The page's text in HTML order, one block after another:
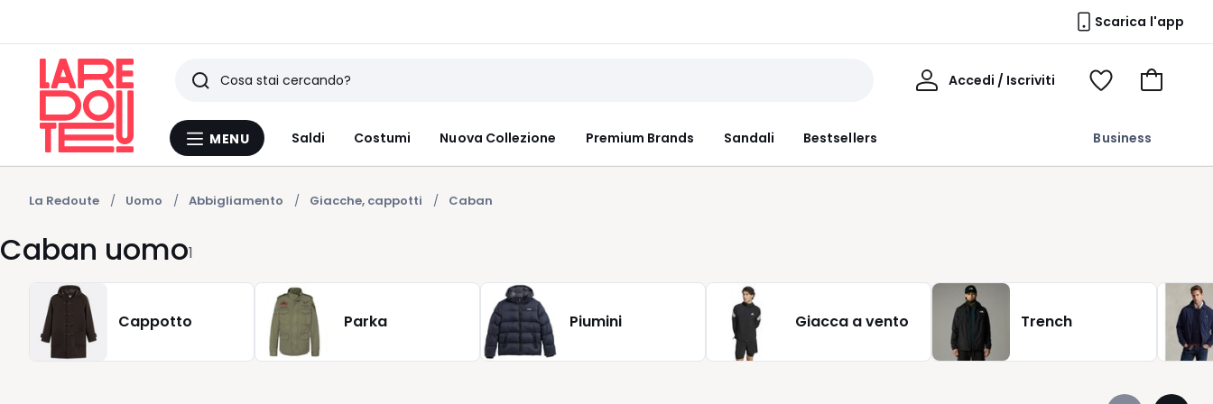
Scarica l'app
Menu
MENU Saldi Costumi Nuova Collezione Premium Brands Sandali Bestsellers Business
Ricerca
Ultimi
articoli
visti
Accedi / Iscriviti
Voir
Vai
La Redoute Uomo Abbigliamento Giacche, cappotti Caban
Caban uomo1
Cappotto Parka Piumini Giacca a vento Trench